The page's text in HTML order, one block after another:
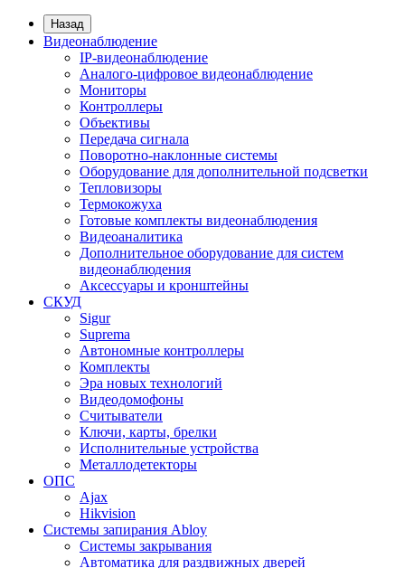
Назад
Видеонаблюдение
IP-видеонаблюдение
Аналого-цифровое видеонаблюдение
Мониторы
Контроллеры
Объективы
Передача сигнала
Поворотно-наклонные системы
Оборудование для дополнительной подсветки
Тепловизоры
Термокожуха
Готовые комплекты видеонаблюдения
Видеоаналитика
Дополнительное оборудование для систем
видеонаблюдения
Аксессуары и кронштейны
СКУД
Sigur
Suprema
Автономные контроллеры
Комплекты
Эра новых технологий
Видеодомофоны
Считыватели
Ключи, карты, брелки
Исполнительные устройства
Металлодетекторы
ОПС
Ajax
Hikvision
Системы запирания Abloy
Cистемы закрывания
Автоматика для раздвижных дверей